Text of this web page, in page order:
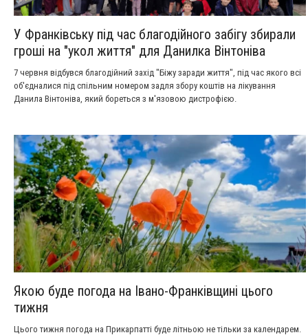
У Франківську під час благодійного забігу збирали
гроші на "укол життя" для Данилка Вінтоніва
7 червня відбувся благодійний захід "Біжу заради життя", під час якого всі
об'єдналися під спільним номером задля збору коштів на лікування
Данила Вінтоніва, який бореться з м'язовою дистрофією.
Якою буде погода на Івано-Франківщині цього
тижня
Цього тижня погода на Прикарпатті буде літньою не тільки за календарем.